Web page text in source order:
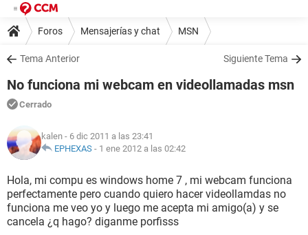
Foros Mensajerías y chat MSN
Tema Anterior Siguiente Tema
No funciona mi webcam en videollamadas msn
Cerrado
kalen - 6 dic 2011 a las 23:41
EPHEXAS - 1 ene 2012 a las 02:42
Hola, mi compu es windows home 7 , mi webcam funciona
perfectamente pero cuando quiero hacer videollamdas no
funciona me veo yo y luego me acepta mi amigo(a) y se
cancela ¿q hago? diganme porfisss